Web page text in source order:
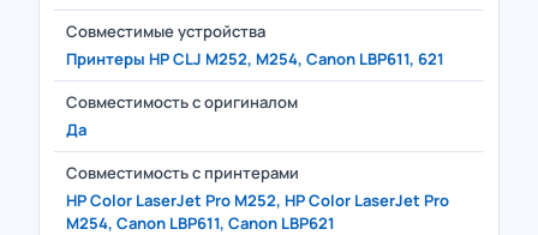
Совместимые устройства
Принтеры HP CLJ M252, M254, Canon LBP611, 621
Совместимость с оригиналом
Да
Совместимость с принтерами
HP Color LaserJet Pro M252, HP Color LaserJet Pro
M254, Canon LBP611, Canon LBP621